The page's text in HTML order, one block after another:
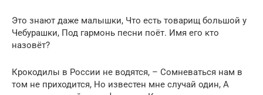
Это знают даже малышки, Что есть товарищ большой у
Чебурашки, Под гармонь песни поёт. Имя его кто
назовёт?
Крокодилы в России не водятся, – Сомневаться нам в
том не приходится, Но известен мне случай один, А